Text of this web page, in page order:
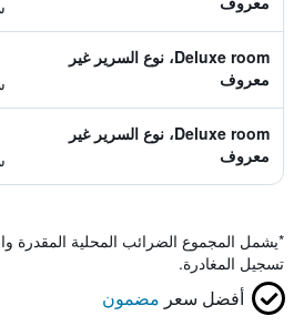
Deluxe room، نوع السرير غير
معروف
Deluxe room، نوع السرير غير
معروف
*يشمل المجموع الضرائب المحلية المقدرة
تسجيل المغادرة.
أفضل سعر مضمون